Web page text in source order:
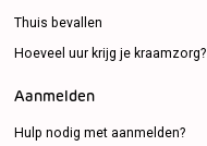
Thuis bevallen
Hoeveel uur krijg je kraamzorg?
Aanmelden
Hulp nodig met aanmelden?